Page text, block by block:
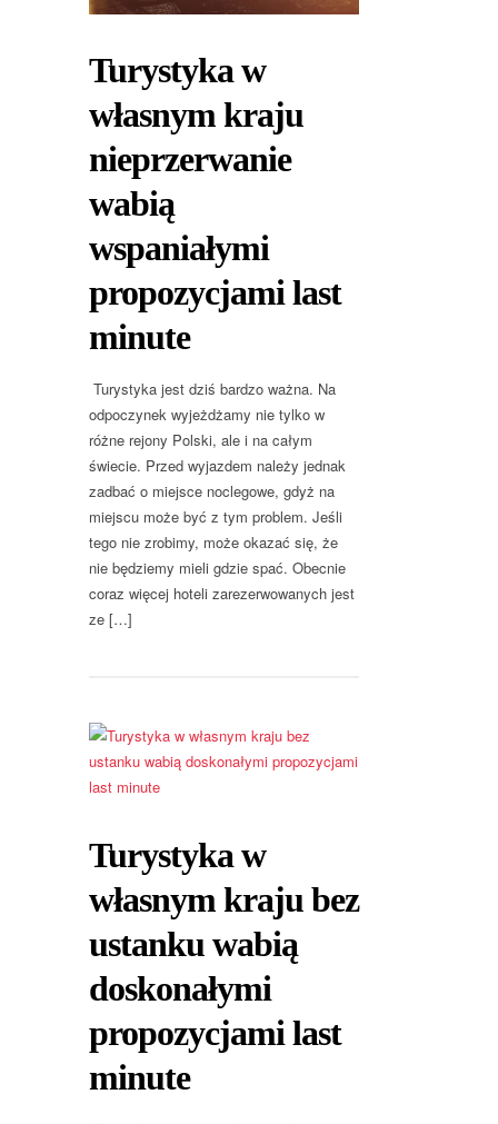
Turystyka w
własnym kraju
nieprzerwanie
wabią
wspaniałymi
propozycjami last
minute
Turystyka jest dziś bardzo ważna. Na
odpoczynek wyjeżdżamy nie tylko w
różne rejony Polski, ale i na całym
świecie. Przed wyjazdem należy jednak
zadbać o miejsce noclegowe, gdyż na
miejscu może być z tym problem. Jeśli
tego nie zrobimy, może okazać się, że
nie będziemy mieli gdzie spać. Obecnie
coraz więcej hoteli zarezerwowanych jest
ze […]
Turystyka w
własnym kraju bez
ustanku wabią
doskonałymi
propozycjami last
minute